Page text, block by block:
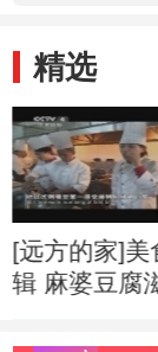
精选
[远方的家]美
辑 麻婆豆腐